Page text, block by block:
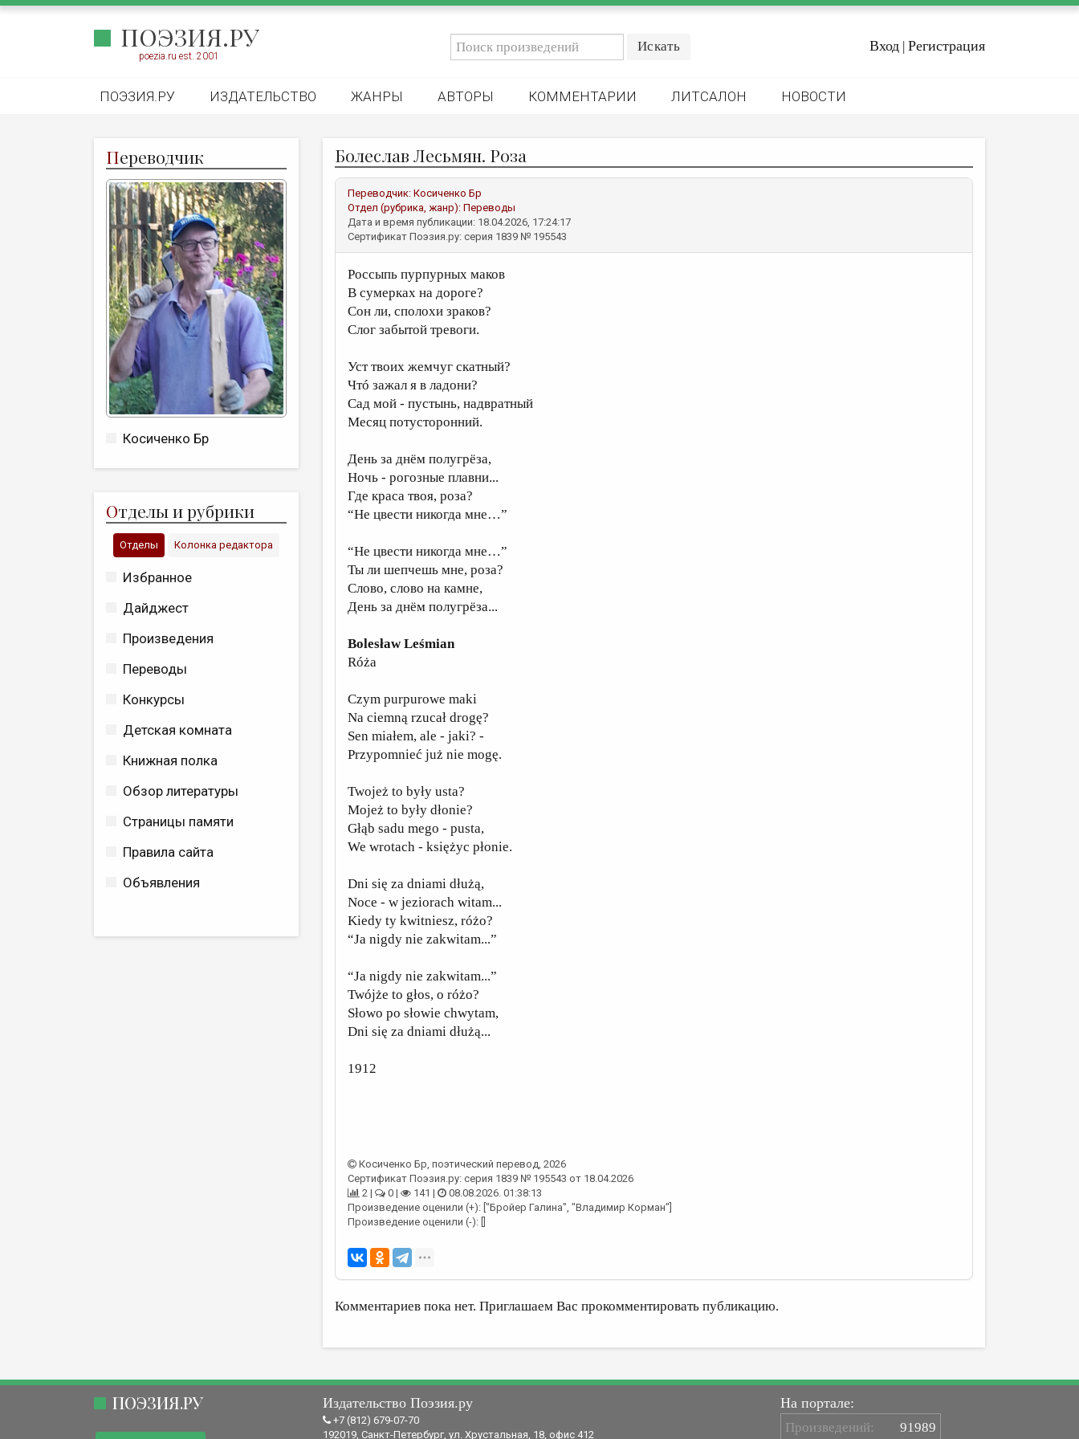
ПОЭЗИЯ.РУ
poezia.ru est. 2001
Вход | Регистрация
ПОЭЗИЯ.РУ ИЗДАТЕЛЬСТВО ЖАНРЫ АВТОРЫ КОММЕНТАРИИ ЛИТСАЛОН НОВОСТИ
Переводчик
Косиченко Бр
Отделы и рубрики
Отделы Колонка редактора
Избранное
Дайджест
Произведения
Переводы
Конкурсы
Детская комната
Книжная полка
Обзор литературы
Страницы памяти
Правила сайта
Объявления
Болеслав Лесьмян. Роза
Переводчик: Косиченко Бр
Отдел (рубрика, жанр): Переводы
Дата и время публикации: 18.04.2026, 17:24:17
Сертификат Поэзия.ру: серия 1839 № 195543
Россыпь пурпурных маков
В сумерках на дороге?
Сон ли, сполохи зраков?
Слог забытой тревоги.
Уст твоих жемчуг скатный?
Чтó зажал я в ладони?
Сад мой - пустынь, надвратный
Месяц потусторонний.
День за днём полугрёза,
Ночь - рогозные плавни...
Где краса твоя, роза?
“Не цвести никогда мне…”
“Не цвести никогда мне…”
Ты ли шепчешь мне, роза?
Слово, слово на камне,
День за днём полугрёза...
Bolesław Leśmian
Róża
Czym purpurowe maki
Na ciemną rzucał drogę?
Sen miałem, ale - jaki? -
Przypomnieć już nie mogę.
Twojeż to były usta?
Mojeż to były dłonie?
Głąb sadu mego - pusta,
We wrotach - księżyc płonie.
Dni się za dniami dłużą,
Noce - w jeziorach witam...
Kiedy ty kwitniesz, różo?
“Ja nigdy nie zakwitam...”
“Ja nigdy nie zakwitam...”
Twójże to głos, o różo?
Słowo po słowie chwytam,
Dni się za dniami dłużą...
1912
Косиченко Бр, поэтический перевод, 2026
Сертификат Поэзия.ру: серия 1839 № 195543 от 18.04.2026
2 |
0 | 141 |
08.08.2026. 01:38:13
Произведение оценили (+): ["Бройер Галина", "Владимир Корман"]
Произведение оценили (-): []
Комментариев пока нет. Приглашаем Вас прокомментировать публикацию.
ПОЭЗИЯ.РУ Издательство Поэзия.ру
+7 (812) 679-07-70
192019, Санкт-Петербург, ул. Хрустальная, 18, офис 412
На портале:
Произведений: 91989